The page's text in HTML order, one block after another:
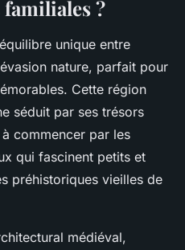
familiales ?
unique entre
nature, parfait pour
Cette région
séduit par ses trésors
commencer par les
qui fascinent petits et
préhistoriques vieilles de
médiéval,